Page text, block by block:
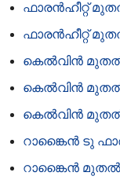
ഫാരൻഹീറ്റ്
ഫാരൻഹീറ്റ്
കെൽ‌വിൻ‌ മുതൽ
കെൽ‌വിൻ‌
കെൽ‌വിൻ‌
റാങ്കൈൻ ടു
റാങ്കൈൻ